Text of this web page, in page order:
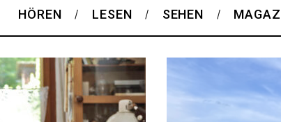
HÖREN LESEN SEHEN